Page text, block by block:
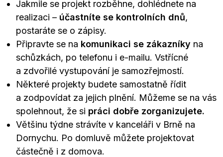
Jakmile se projekt rozběhne, dohlédnete na
realizaci – účastníte se kontrolních dnů,
postaráte se o zápisy.
Připravte se na komunikaci se zákazníky na
schůzkách, po telefonu i e-mailu. Vstřícné
a zdvořilé vystupování je samozřejmostí.
Některé projekty budete samostatně řídit
a zodpovídat za jejich plnění. Můžeme se na vás
spolehnout, že si práci dobře zorganizujete.
Většinu týdne strávíte v kanceláři v Brně na
Dornychu. Po domluvě můžete projektovat
částečně i z domova.